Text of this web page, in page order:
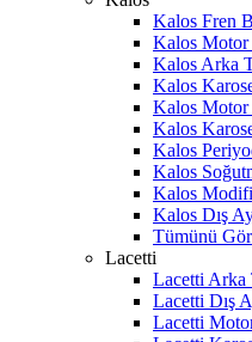
Kalos Fren
Kalos Motor
Kalos Arka
Kalos
Kalos Motor
Kalos
Kalos
Kalos
Kalos
Kalos Dış
Tümünü Gör
Lacetti
Lacetti Arka
Lacetti Dış
Lacetti